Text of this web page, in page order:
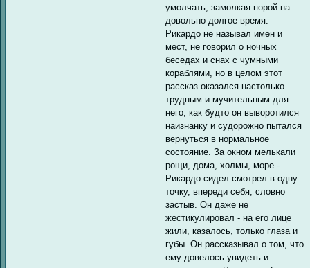
умолчать, замолкая порой на
довольно долгое время.
Рикардо не называл имен и
мест, не говорил о ночных
беседах и снах с чумными
кораблями, но в целом этот
рассказ оказался настолько
трудным и мучительным для
него, как будто он выворотился
наизнанку и судорожно пытался
вернуться в нормальное
состояние. За окном мелькали
рощи, дома, холмы, море -
Рикардо сидел смотрел в одну
точку, впереди себя, словно
застыв. Он даже не
жестикулировал - на его лице
жили, казалось, только глаза и
губы. Он рассказывал о том, что
ему довелось увидеть и